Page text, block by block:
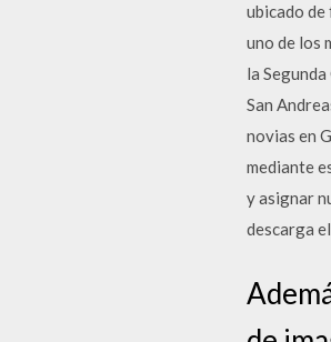
ubicado
uno de los
la
San
novias en
mediante
y asignar
descarga